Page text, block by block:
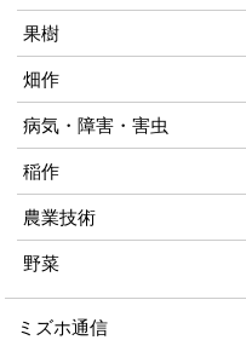
果樹
畑作
病気・障害・害虫
稲作
農業技術
野菜
ミズホ通信